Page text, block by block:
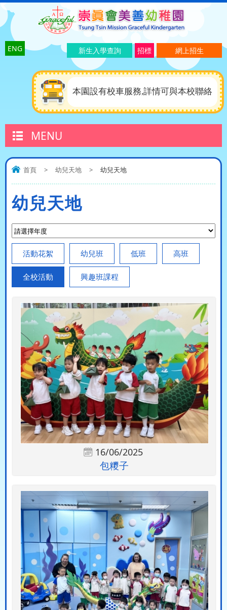
ENG 網上招生
招標
新生入學查詢
本園設有校車服務,詳情可與本校聯絡
MENU
首頁 > 幼兒天地 > 幼兒天地
幼兒天地
活動花絮 幼兒班 低班 高班
全校活動 興趣班課程
16/06/2025
包糭子